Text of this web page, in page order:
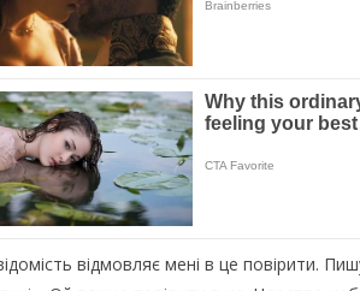
відмовляє мені в це повірити.